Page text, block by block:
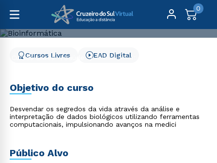
0
Cursos Livres Saúde Bioinformática
Cursos Livres EAD Digital
Objetivo do curso
Desvendar os segredos da vida através da análise e
interpretação de dados biológicos utilizando ferramentas
computacionais, impulsionando avanços na medici
Público Alvo